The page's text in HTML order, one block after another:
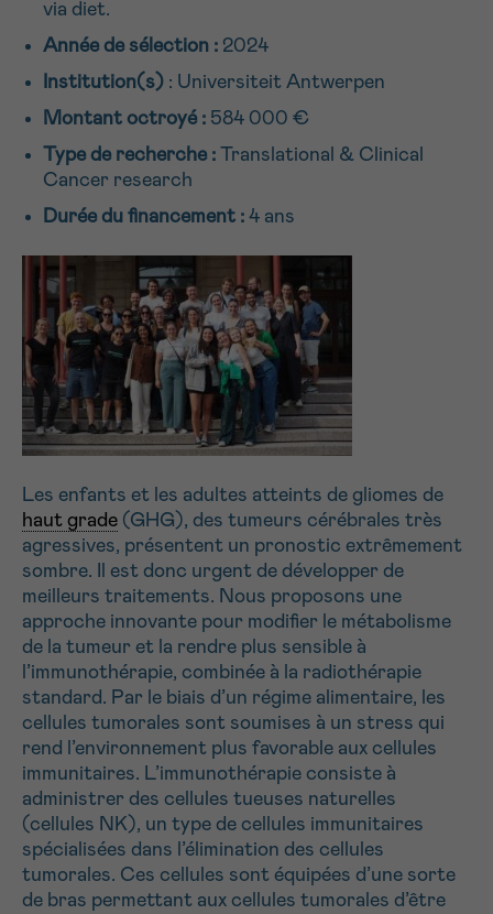
via diet.
Année de sélection : 2024
Institution(s) : Universiteit Antwerpen
Montant octroyé : 584 000 €
Type de recherche : Translational & Clinical
Cancer research
Durée du financement : 4 ans
Les enfants et les adultes atteints de gliomes de
haut grade (GHG), des tumeurs cérébrales très
agressives, présentent un pronostic extrêmement
sombre. Il est donc urgent de développer de
meilleurs traitements. Nous proposons une
approche innovante pour modifier le métabolisme
de la tumeur et la rendre plus sensible à
l’immunothérapie, combinée à la radiothérapie
standard. Par le biais d’un régime alimentaire, les
cellules tumorales sont soumises à un stress qui
rend l’environnement plus favorable aux cellules
immunitaires. L’immunothérapie consiste à
administrer des cellules tueuses naturelles
(cellules NK), un type de cellules immunitaires
spécialisées dans l’élimination des cellules
tumorales. Ces cellules sont équipées d’une sorte
de bras permettant aux cellules tumorales d’être
En savoir plus sur Cancerinfo
PRÉNOM
E-MAIL
VOTRE QUESTION
Je souhaite recevoir la Newsletter
J’accepte lesconditions d’utilisations
*CHAMP OBLIGATOIRE
Envoyer
Suivant